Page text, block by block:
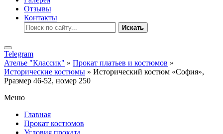
Отзывы
Контакты
Искать
Telegram
Ателье "Классик" » Прокат платьев и костюмов »
Исторические костюмы » Исторический костюм «София»,
Рразмер 46-52, номер 250
Меню
Главная
Прокат костюмов
Условия проката